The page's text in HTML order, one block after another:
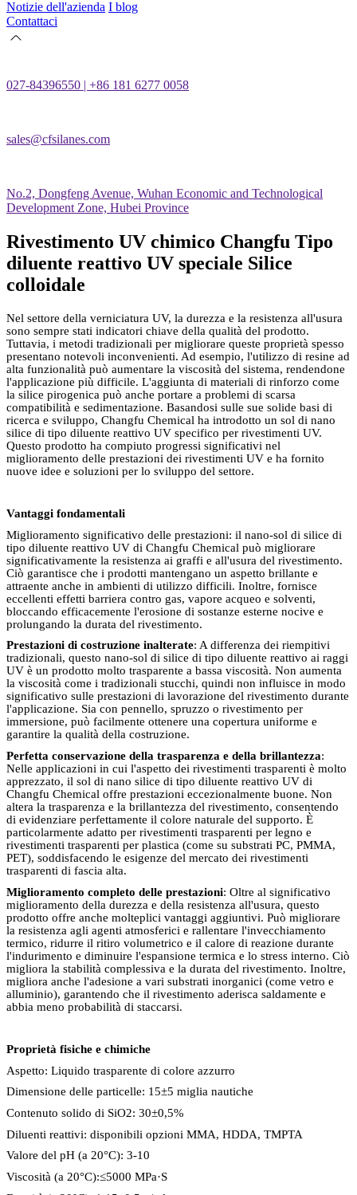
Notizie dell'azienda I blog
Contattaci
027-84396550 | +86 181 6277 0058
sales@cfsilanes.com
No.2, Dongfeng Avenue, Wuhan Economic and Technological
Development Zone, Hubei Province
Rivestimento UV chimico Changfu Tipo
diluente reattivo UV speciale Silice
colloidale
Nel settore della verniciatura UV, la durezza e la resistenza all'usura
sono sempre stati indicatori chiave della qualità del prodotto.
Tuttavia, i metodi tradizionali per migliorare queste proprietà spesso
presentano notevoli inconvenienti. Ad esempio, l'utilizzo di resine ad
alta funzionalità può aumentare la viscosità del sistema, rendendone
l'applicazione più difficile. L'aggiunta di materiali di rinforzo come
la silice pirogenica può anche portare a problemi di scarsa
compatibilità e sedimentazione. Basandosi sulle sue solide basi di
ricerca e sviluppo, Changfu Chemical ha introdotto un sol di nano
silice di tipo diluente reattivo UV specifico per rivestimenti UV.
Questo prodotto ha compiuto progressi significativi nel
miglioramento delle prestazioni dei rivestimenti UV e ha fornito
nuove idee e soluzioni per lo sviluppo del settore.
Vantaggi fondamentali
Miglioramento significativo delle prestazioni: il nano-sol di silice di
tipo diluente reattivo UV di Changfu Chemical può migliorare
significativamente la resistenza ai graffi e all'usura del rivestimento.
Ciò garantisce che i prodotti mantengano un aspetto brillante e
attraente anche in ambienti di utilizzo difficili. Inoltre, fornisce
eccellenti effetti barriera contro gas, vapore acqueo e solventi,
bloccando efficacemente l'erosione di sostanze esterne nocive e
prolungando la durata del rivestimento.
Prestazioni di costruzione inalterate: A differenza dei riempitivi
tradizionali, questo nano-sol di silice di tipo diluente reattivo ai raggi
UV è un prodotto molto trasparente a bassa viscosità. Non aumenta
la viscosità come i tradizionali stucchi, quindi non influisce in modo
significativo sulle prestazioni di lavorazione del rivestimento durante
l'applicazione. Sia con pennello, spruzzo o rivestimento per
immersione, può facilmente ottenere una copertura uniforme e
garantire la qualità della costruzione.
Perfetta conservazione della trasparenza e della brillantezza:
Nelle applicazioni in cui l'aspetto dei rivestimenti trasparenti è molto
apprezzato, il sol di nano silice di tipo diluente reattivo UV di
Changfu Chemical offre prestazioni eccezionalmente buone. Non
altera la trasparenza e la brillantezza del rivestimento, consentendo
di evidenziare perfettamente il colore naturale del supporto. È
particolarmente adatto per rivestimenti trasparenti per legno e
rivestimenti trasparenti per plastica (come su substrati PC, PMMA,
PET), soddisfacendo le esigenze del mercato dei rivestimenti
trasparenti di fascia alta.
Miglioramento completo delle prestazioni: Oltre al significativo
miglioramento della durezza e della resistenza all'usura, questo
prodotto offre anche molteplici vantaggi aggiuntivi. Può migliorare
la resistenza agli agenti atmosferici e rallentare l'invecchiamento
termico, ridurre il ritiro volumetrico e il calore di reazione durante
l'indurimento e diminuire l'espansione termica e lo stress interno. Ciò
migliora la stabilità complessiva e la durata del rivestimento. Inoltre,
migliora anche l'adesione a vari substrati inorganici (come vetro e
alluminio), garantendo che il rivestimento aderisca saldamente e
abbia meno probabilità di staccarsi.
Proprietà fisiche e chimiche
Aspetto: Liquido trasparente di colore azzurro
Dimensione delle particelle: 15±5 miglia nautiche
Contenuto solido di SiO2: 30±0,5%
Diluenti reattivi: disponibili opzioni MMA, HDDA, TMPTA
Valore del pH (a 20°C): 3-10
Viscosità (a 20°C):≤5000 MPa·S